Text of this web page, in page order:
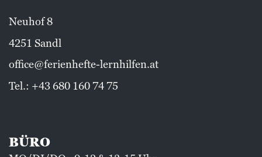
Neuhof 8
4251 Sandl
office@ferienhefte-lernhilfen.at
Tel.: +43 680 160 74 75
BÜRO